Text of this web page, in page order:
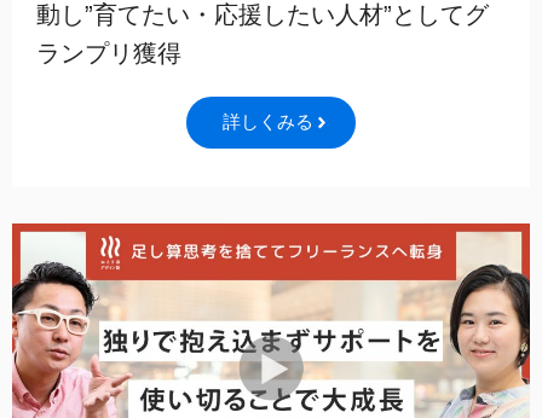
動し”育てたい・応援したい人材”としてグ
ランプリ獲得
詳しくみる